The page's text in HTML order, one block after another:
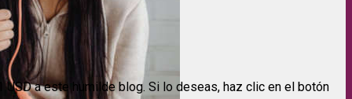
USD a este humilde blog. Si lo deseas, haz clic en el botón